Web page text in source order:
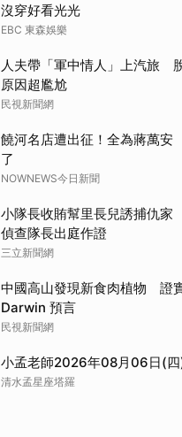
沒穿好看光光
EBC 東森娛樂
人夫帶「軍中情人」上汽旅
原因超尷尬
民視新聞網
饒河名店遭出征！全為蔣萬
了
NOWNEWS今日新聞
小隊長收賄幫里長兒誘捕仇
偵查隊長出庭作證
三立新聞網
中國高山發現新食肉植物 證
Darwin 預言
民視新聞網
小孟老師2026年08月06日(
清水孟星座塔羅